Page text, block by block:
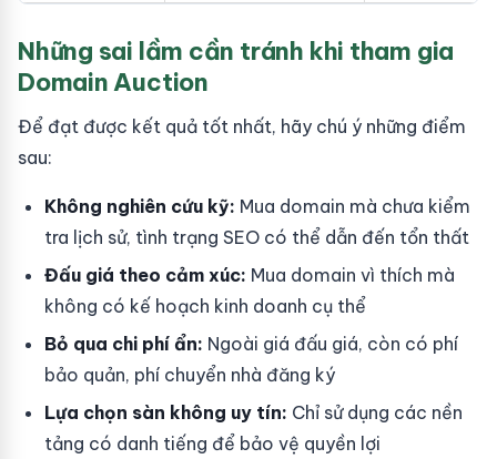
Những sai lầm cần tránh khi tham gia
Domain Auction
Để đạt được kết quả tốt nhất, hãy chú ý những điểm
sau:
Không nghiên cứu kỹ: Mua domain mà chưa kiểm
tra lịch sử, tình trạng SEO có thể dẫn đến tổn thất
Đấu giá theo cảm xúc: Mua domain vì thích mà
không có kế hoạch kinh doanh cụ thể
Bỏ qua chi phí ẩn: Ngoài giá đấu giá, còn có phí
bảo quản, phí chuyển nhà đăng ký
Lựa chọn sàn không uy tín: Chỉ sử dụng các nền
tảng có danh tiếng để bảo vệ quyền lợi